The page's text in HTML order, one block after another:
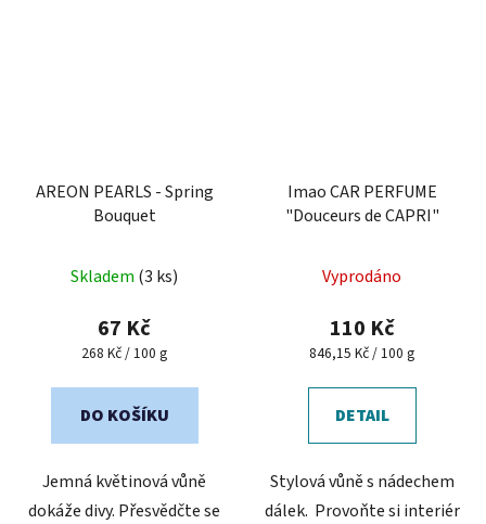
AREON PEARLS - Spring
Bouquet
Skladem (3 ks)
67 Kč
Měrná
268 Kč / 100 g
DO KOŠÍKU
Jemná květinová vůně
dokáže divy. Přesvědčte se
Imao CAR PERFUME
"Douceurs de CAPRI"
Vyprodáno
110 Kč
Měrná
846,15 Kč / 100 g
DETAIL
Stylová vůně s nádechem
dálek. Provoňte si interiér